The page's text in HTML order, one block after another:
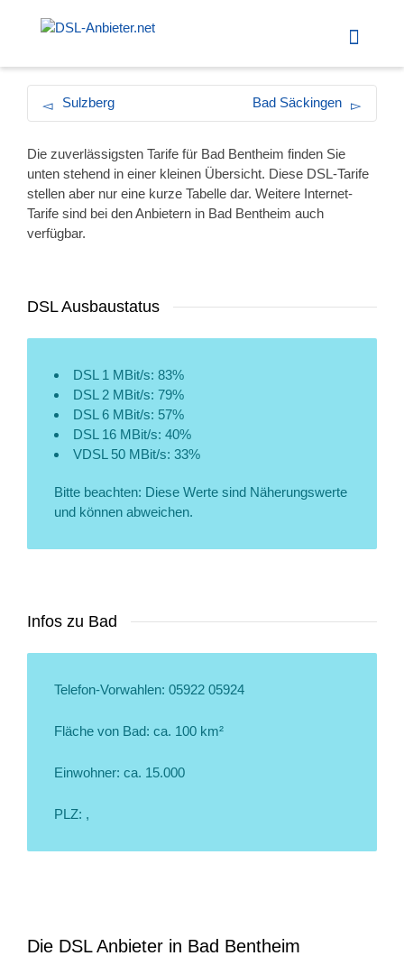
Sulzberg Bad Säckingen
Die zuverlässigsten Tarife für Bad Bentheim finden Sie
unten stehend in einer kleinen Übersicht. Diese DSL-Tarife
stellen aber nur eine kurze Tabelle dar. Weitere Internet-
Tarife sind bei den Anbietern in Bad Bentheim auch
verfügbar.
DSL Ausbaustatus
DSL 1 MBit/s: 83%
DSL 2 MBit/s: 79%
DSL 6 MBit/s: 57%
DSL 16 MBit/s: 40%
VDSL 50 MBit/s: 33%
Bitte beachten: Diese Werte sind Näherungswerte
und können abweichen.
Infos zu Bad
Telefon-Vorwahlen: 05922 05924
Fläche von Bad: ca. 100 km²
Einwohner: ca. 15.000
PLZ: ,
Die DSL Anbieter in Bad Bentheim